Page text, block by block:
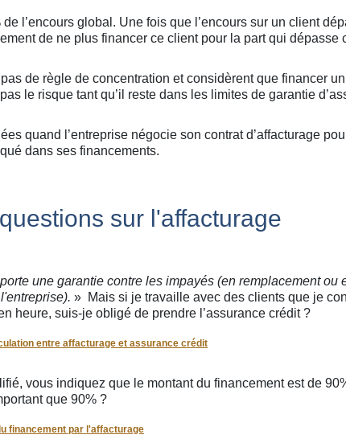
l’encours global. Une fois que l’encours sur un client
de ne plus financer ce client pour la part qui dépasse
de règle de concentration et considèrent que financer
le risque tant qu’il reste dans les limites de garantie
quand l’entreprise négocie son contrat d’affacturage
dans ses financements.
sur l'affacturage
une garantie contre les impayés (en remplacement ou
» Mais si je travaille avec des clients que je
heure, suis-je obligé de prendre l’assurance crédit ?
entre affacturage et assurance crédit
vous indiquez que le montant du financement est de
que 90% ?
financement par l'affacturage